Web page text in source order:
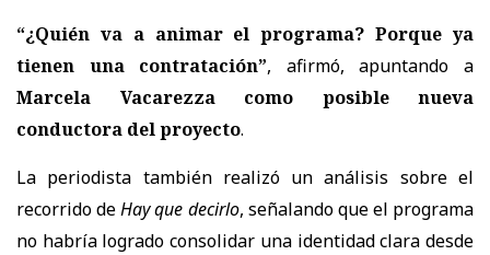
“¿Quién va a animar el programa? Porque ya
tienen una contratación”, afirmó, apuntando a
Marcela Vacarezza como posible nueva
conductora del proyecto.
La periodista también realizó un análisis sobre el
recorrido deHay que decirlo, señalando que el programa
no habría logrado consolidar una identidad clara desde